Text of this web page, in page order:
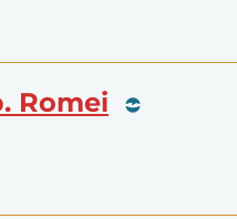
Romei